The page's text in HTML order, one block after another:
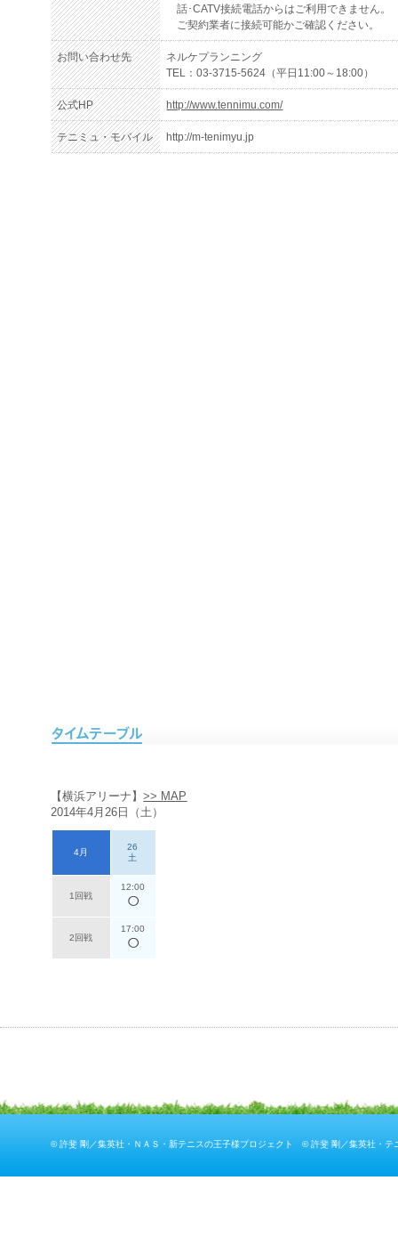
話･CATV接続電話からはご利用できません。
ご契約業者に接続可能かご確認ください。
お問い合わせ先
ネルケプランニング
TEL：03-3715-5624（平日11:00～18:00）
公式HP http://www.tennimu.com/
テニミュ・モバイル http://m-tenimyu.jp
【横浜アリーナ】>> MAP
2014年4月26日（土）
4月
26
土
1回戦
12:00
2回戦
17:00
© 許斐 剛／集英社・ＮＡＳ・新テニスの王子様プロジェクト © 許斐 剛／集英社・テ